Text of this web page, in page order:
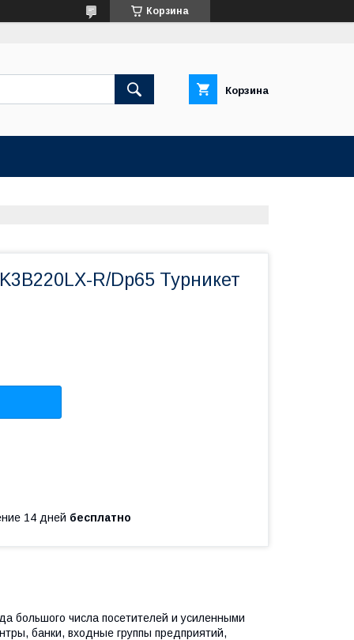
Корзина
Корзина
R/Dp65 Турникет
14 дней бесплатно
большого числа посетителей и усиленными
банки, входные группы предприятий,